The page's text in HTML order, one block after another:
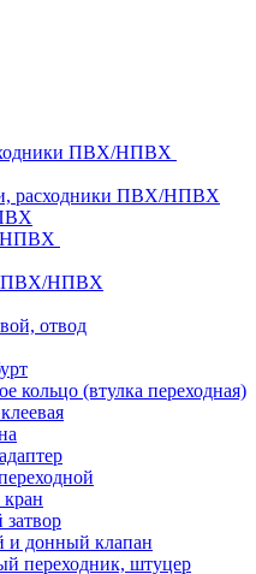
ПВХ/НПВХ
расходники ПВХ/НПВХ
НПВХ
ПВХ/НПВХ
отвод
кольцо (втулка переходная)
и донный клапан
переходник, штуцер